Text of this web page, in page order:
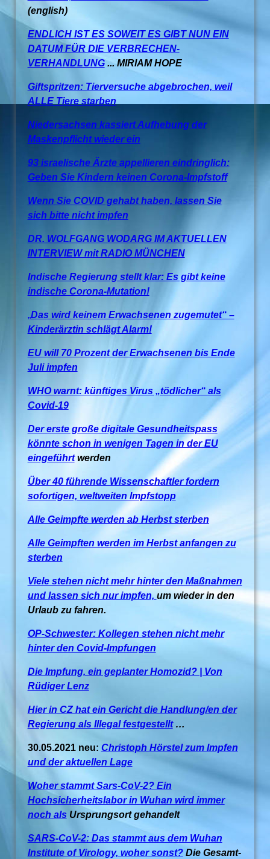
(english)
ENDLICH IST ES SOWEIT ES GIBT NUN EIN
DATUM FÜR DIE VERBRECHEN-
VERHANDLUNG... MIRIAM HOPE
Giftspritzen: Tierversuche abgebrochen, weil
ALLE Tiere starben
Niedersachsen kassiert Aufhebung der
Maskenpflicht wieder ein
93 israelische Ärzte appellieren eindringlich:
Geben Sie Kindern keinen Corona-Impfstoff
Wenn Sie COVID gehabt haben, lassen Sie
sich bitte nicht impfen
DR. WOLFGANG WODARG IM AKTUELLEN
INTERVIEW mit RADIO MÜNCHEN
Indische Regierung stellt klar: Es gibt keine
indische Corona-Mutation!
„Das wird keinem Erwachsenen zugemutet“ –
Kinderärztin schlägt Alarm!
EU will 70 Prozent der Erwachsenen bis Ende
Juli impfen
WHO warnt: künftiges Virus „tödlicher“ als
Covid-19
Der erste große digitale Gesundheitspass
könnte schon in wenigen Tagen in der EU
eingeführtwerden
Über 40 führende Wissenschaftler fordern
sofortigen, weltweiten Impfstopp
Alle Geimpfte werden ab Herbst sterben
Alle Geimpften werden im Herbst anfangen zu
sterben
Viele stehen nicht mehr hinter den Maßnahmen
und lassen sich nur impfen, um wieder in den
Urlaub zu fahren.
OP-Schwester: Kollegen stehen nicht mehr
hinter den Covid-Impfungen
Die Impfung, ein geplanter Homozid? | Von
Rüdiger Lenz
Hier in CZ hat ein Gericht die Handlung/en der
Regierung als Illegal festgestellt…
30.05.2021 neu: Christoph Hörstel zum Impfen
und der aktuellen Lage
Woher stammt Sars-CoV-2? Ein
Hochsicherheitslabor in Wuhan wird immer
noch alsUrsprungsort gehandelt
SARS-CoV-2: Das stammt aus dem Wuhan
Institute of Virology, woher sonst?Die Gesamt-